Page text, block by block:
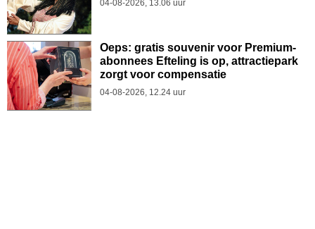
04-08-2026, 13.06 uur
Oeps: gratis souvenir voor Premium-
abonnees Efteling is op, attractiepark
zorgt voor compensatie
04-08-2026, 12.24 uur